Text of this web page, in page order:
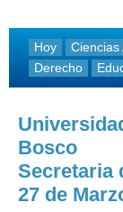
Hoy Ciencias
Derecho
Bosco
Secretaria
27 de